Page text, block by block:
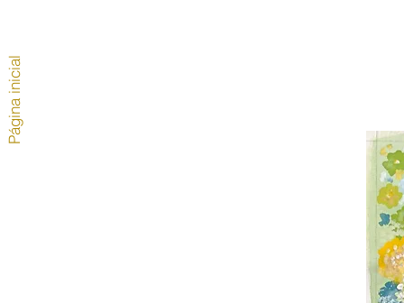
Página inicial